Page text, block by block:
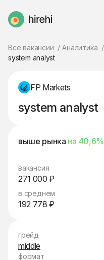
HireHi
Все вакансии Аналитика
system analyst
FP Markets
system analyst
выше рынка на 40,6%
вакансия
271 000 ₽
в среднем
192 778 ₽
грейд
middle
формат